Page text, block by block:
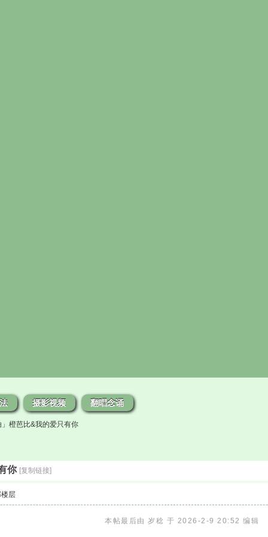
摄影视频 翻唱念诵
」橙芭比&我的爱只有你
你 [复制链接]
层
本帖最后由 岁稔 于 2026-2-9 20:52 编辑